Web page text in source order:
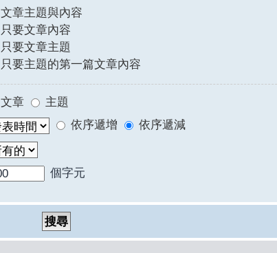
文章主題與內容
只要文章內容
只要文章主題
只要主題的第一篇文章內容
文章
主題
依序遞增
依序遞減
個字元